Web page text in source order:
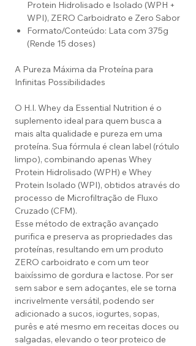
Protein Hidrolisado e Isolado (WPH +
WPI), ZERO Carboidrato e Zero Sabor
Formato/Conteúdo: Lata com 375g
(Rende 15 doses)
A Pureza Máxima da Proteína para
Infinitas Possibilidades
O H.I. Whey da Essential Nutrition é o
suplemento ideal para quem busca a
mais alta qualidade e pureza em uma
proteína. Sua fórmula é clean label (rótulo
limpo), combinando apenas Whey
Protein Hidrolisado (WPH) e Whey
Protein Isolado (WPI), obtidos através do
processo de Microfiltração de Fluxo
Cruzado (CFM).
Esse método de extração avançado
purifica e preserva as propriedades das
proteínas, resultando em um produto
ZERO carboidrato e com um teor
baixíssimo de gordura e lactose. Por ser
sem sabor e sem adoçantes, ele se torna
incrivelmente versátil, podendo ser
adicionado a sucos, iogurtes, sopas,
purês e até mesmo em receitas doces ou
salgadas, elevando o teor proteico de